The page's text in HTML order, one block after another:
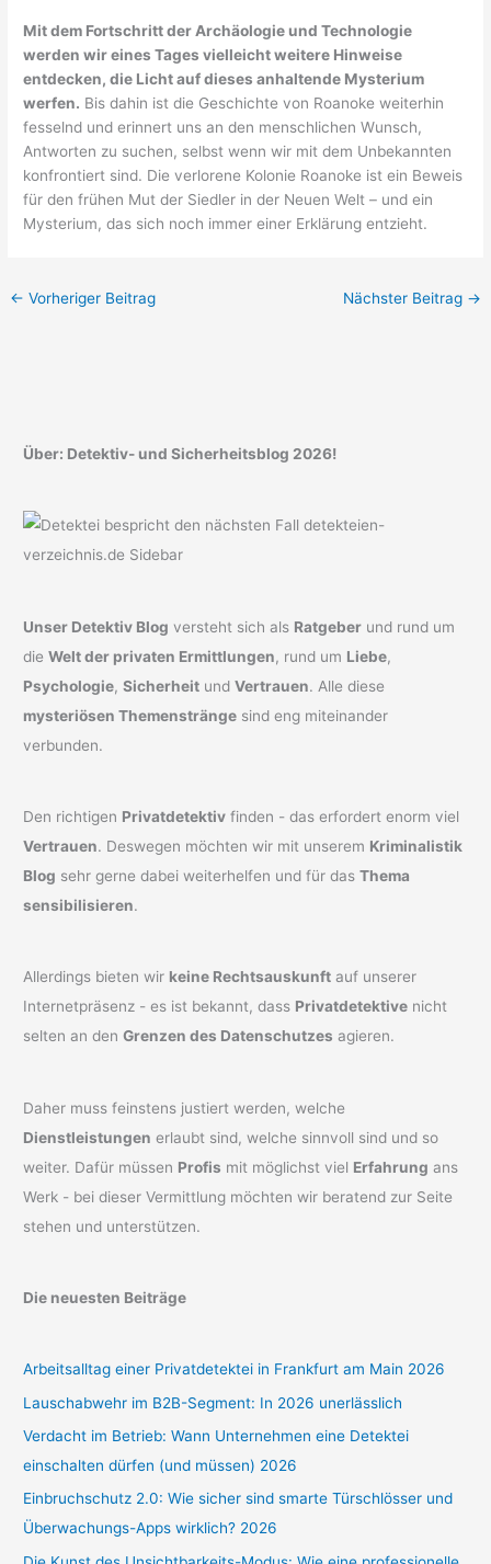
Mit dem Fortschritt der Archäologie und Technologie
werden wir eines Tages vielleicht weitere Hinweise
entdecken, die Licht auf dieses anhaltende Mysterium
werfen. Bis dahin ist die Geschichte von Roanoke weiterhin
fesselnd und erinnert uns an den menschlichen Wunsch,
Antworten zu suchen, selbst wenn wir mit dem Unbekannten
konfrontiert sind. Die verlorene Kolonie Roanoke ist ein Beweis
für den frühen Mut der Siedler in der Neuen Welt – und ein
Mysterium, das sich noch immer einer Erklärung entzieht.
← Vorheriger Beitrag Nächster Beitrag →
Über: Detektiv- und Sicherheitsblog 2026!
Unser Detektiv Blog versteht sich als Ratgeber und rund um
dieWelt der privaten Ermittlungen, rund um Liebe,
Psychologie,Sicherheit undVertrauen. Alle diese
mysteriösen Themenstränge sind eng miteinander
verbunden.
Den richtigen Privatdetektiv finden - das erfordert enorm viel
Vertrauen. Deswegen möchten wir mit unserem Kriminalistik
Blog sehr gerne dabei weiterhelfen und für dasThema
sensibilisieren.
Allerdings bieten wir keine Rechtsauskunft auf unserer
Internetpräsenz - es ist bekannt, dass Privatdetektive nicht
selten an denGrenzen des Datenschutzes agieren.
Daher muss feinstens justiert werden, welche
Dienstleistungen erlaubt sind, welche sinnvoll sind und so
weiter. Dafür müssen Profis mit möglichst viel Erfahrung ans
Werk - bei dieser Vermittlung möchten wir beratend zur Seite
stehen und unterstützen.
Die neuesten Beiträge
Arbeitsalltag einer Privatdetektei in Frankfurt am Main 2026
Lauschabwehr im B2B-Segment: In 2026 unerlässlich
Verdacht im Betrieb: Wann Unternehmen eine Detektei
einschalten dürfen (und müssen) 2026
Einbruchschutz 2.0: Wie sicher sind smarte Türschlösser und
Überwachungs-Apps wirklich? 2026